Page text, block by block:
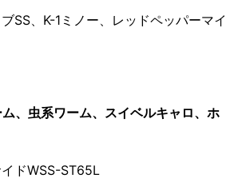
SS、K-1ミノー、レッドペッパーマイ
、虫系ワーム、スイベルキャロ、ホ
ドWSS-ST65L